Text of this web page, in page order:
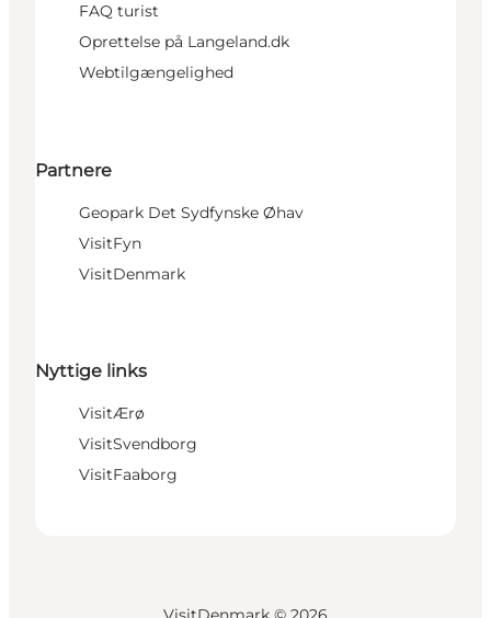
FAQ turist
Oprettelse på Langeland.dk
Webtilgængelighed
Partnere
Geopark Det Sydfynske Øhav
VisitFyn
VisitDenmark
Nyttige links
VisitÆrø
VisitSvendborg
VisitFaaborg